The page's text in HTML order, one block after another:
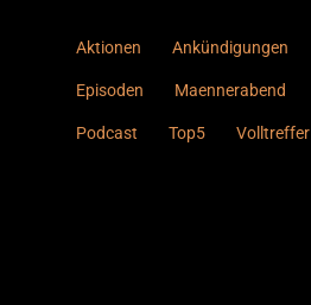
Aktionen Ankündigungen
Episoden Maennerabend
Podcast Top5 Volltreffer